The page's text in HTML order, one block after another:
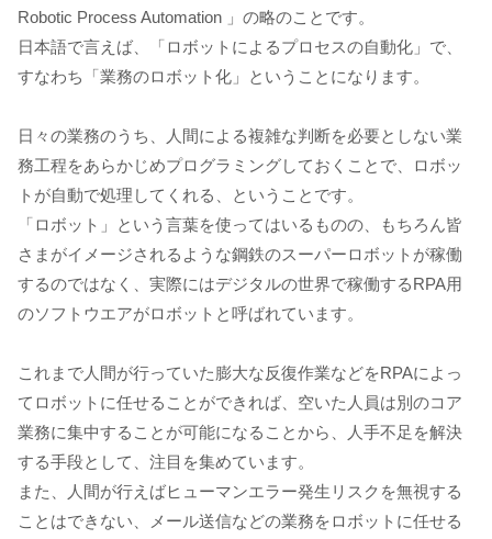
Robotic Process Automation 」の略のことです。
日本語で言えば、「ロボットによるプロセスの自動化」で、
すなわち「業務のロボット化」ということになります。
日々の業務のうち、人間による複雑な判断を必要としない業
務工程をあらかじめプログラミングしておくことで、ロボッ
トが自動で処理してくれる、ということです。
「ロボット」という言葉を使ってはいるものの、もちろん皆
さまがイメージされるような鋼鉄のスーパーロボットが稼働
するのではなく、実際にはデジタルの世界で稼働するRPA用
のソフトウエアがロボットと呼ばれています。
これまで人間が行っていた膨大な反復作業などをRPAによっ
てロボットに任せることができれば、空いた人員は別のコア
業務に集中することが可能になることから、人手不足を解決
する手段として、注目を集めています。
また、人間が行えばヒューマンエラー発生リスクを無視する
ことはできない、メール送信などの業務をロボットに任せる